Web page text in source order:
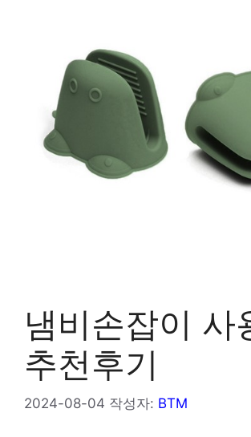
냄비손잡이 사
추천후기
2024-08-04 작성자: BTM